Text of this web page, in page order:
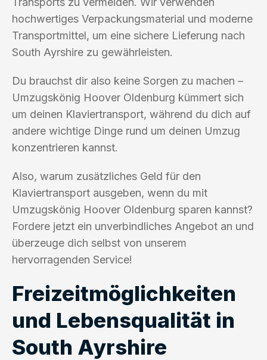
hochwertiges Verpackungsmaterial und moderne
Transportmittel, um eine sichere Lieferung nach
South Ayrshire zu gewährleisten.
Du brauchst dir also keine Sorgen zu machen –
Umzugskönig Hoover Oldenburg kümmert sich
um deinen Klaviertransport, während du dich auf
andere wichtige Dinge rund um deinen Umzug
konzentrieren kannst.
Also, warum zusätzliches Geld für den
Klaviertransport ausgeben, wenn du mit
Umzugskönig Hoover Oldenburg sparen kannst?
Fordere jetzt ein unverbindliches Angebot an und
überzeuge dich selbst von unserem
hervorragenden Service!
Freizeitmöglichkeiten
und Lebensqualität in
South Ayrshire